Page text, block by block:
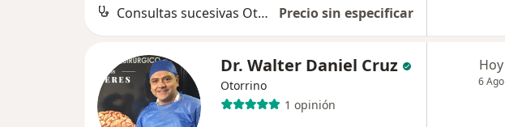
Consultas sucesivas Otorrinolaringología
Precio sin especificar
Dr. Walter Daniel Cruz
Otorrino
1 opinión
Hoy
6 Ago